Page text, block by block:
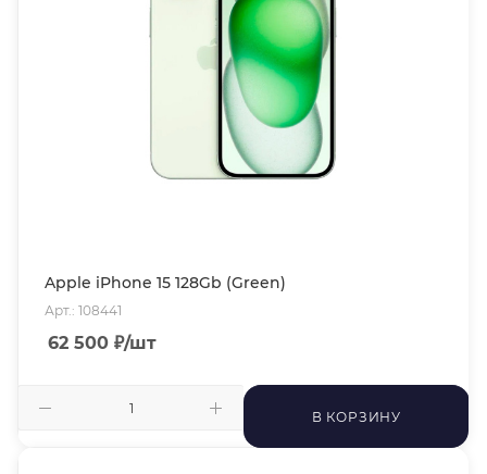
Apple iPhone 15 128Gb (Green)
Арт.: 108441
62 500 ₽/шт
В КОРЗИНУ